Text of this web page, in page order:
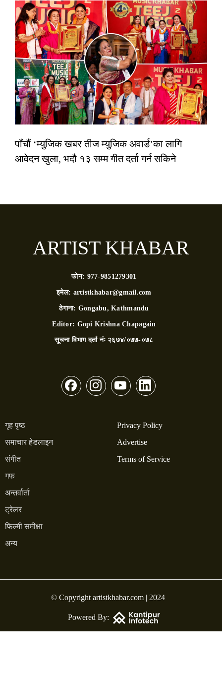
पाँचौं ‘म्युजिक खबर तीज म्युजिक अवार्ड’का लागि
आवेदन खुला, भदौ १३ सम्म गीत दर्ता गर्न सकिने
ARTIST KHABAR
फोन: 977-9851279301
इमेल: artistkhabar@gmail.com
ठेगाना: Gongabu, Kathmandu
Editor: Gopi Krishna Chapagain
सूचना विभाग दर्ता नंः २६७४/०७७-०७८
गृह पृष्ठ
समाचार हेडलाइन
संगीत
गफ
अन्तर्वार्ता
ट्रेलर
फिल्मी समीक्षा
अन्य
Privacy Policy
Advertise
Terms of Service
© Copyright artistkhabar.com | 2024
Powered By: